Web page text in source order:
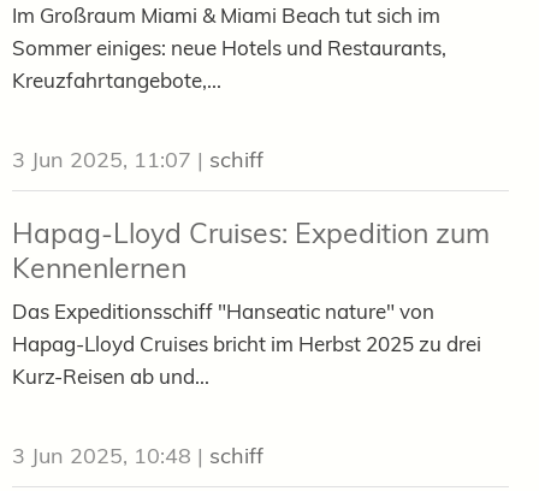
Im Großraum Miami & Miami Beach tut sich im
Sommer einiges: neue Hotels und Restaurants,
Kreuzfahrtangebote,...
3 Jun 2025, 11:07 | schiff
Hapag-Lloyd Cruises: Expedition zum
Kennenlernen
Das Expeditionsschiff "Hanseatic nature" von
Hapag-Lloyd Cruises bricht im Herbst 2025 zu drei
Kurz-Reisen ab und...
3 Jun 2025, 10:48 | schiff